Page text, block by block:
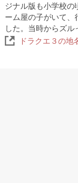
ジナル版も小学校
ーム屋の子がいて、
した。当時からズル
ドラクエ３の地